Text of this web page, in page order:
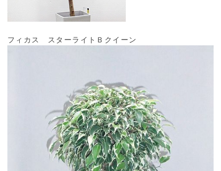
フィカス スターライトＢクイーン